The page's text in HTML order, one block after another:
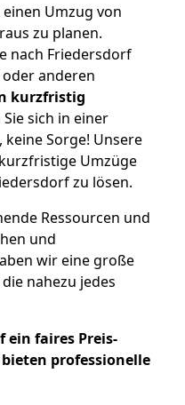
Umzug von
zu planen.
nach Friedersdorf
anderen
kurzfristig
Sie sich in einer
Sorge! Unsere
Umzüge
zu lösen.
Ressourcen und
und
wir eine große
nahezu jedes
ein faires Preis-
professionelle